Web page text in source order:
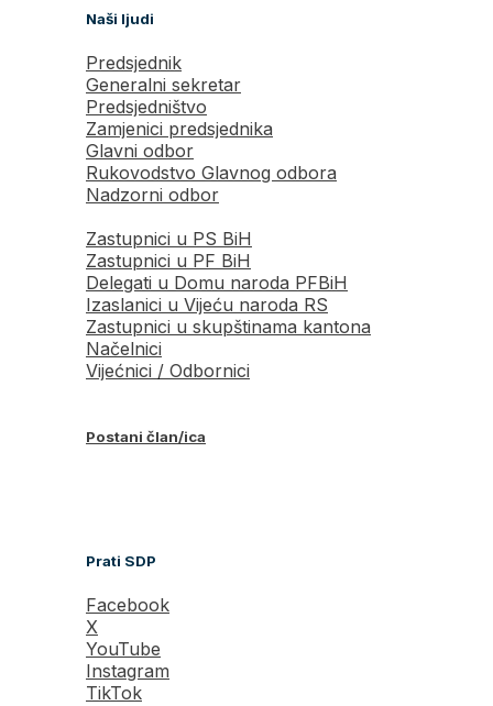
Naši ljudi
Predsjednik
Generalni sekretar
Predsjedništvo
Zamjenici predsjednika
Glavni odbor
Rukovodstvo Glavnog odbora
Nadzorni odbor
Zastupnici u PS BiH
Zastupnici u PF BiH
Delegati u Domu naroda PFBiH
Izaslanici u Vijeću naroda RS
Zastupnici u skupštinama kantona
Načelnici
Vijećnici / Odbornici
Postani član/ica
Prati SDP
Facebook
X
YouTube
Instagram
TikTok